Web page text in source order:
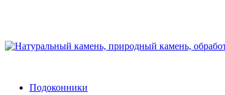
Подоконники